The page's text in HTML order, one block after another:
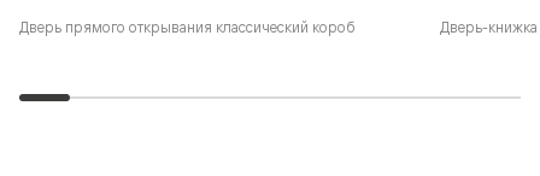
Дверь прямого открывания классический короб Дверь-